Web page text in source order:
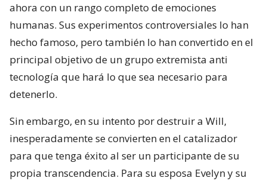
ahora con un rango completo de emociones
humanas. Sus experimentos controversiales lo han
hecho famoso, pero también lo han convertido en el
principal objetivo de un grupo extremista anti
tecnología que hará lo que sea necesario para
detenerlo.
Sin embargo, en su intento por destruir a Will,
inesperadamente se convierten en el catalizador
para que tenga éxito al ser un participante de su
propia transcendencia. Para su esposa Evelyn y su